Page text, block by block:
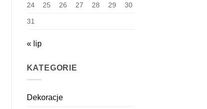
24 25 26 27 28 29 30
31
« lip
KATEGORIE
Dekoracje